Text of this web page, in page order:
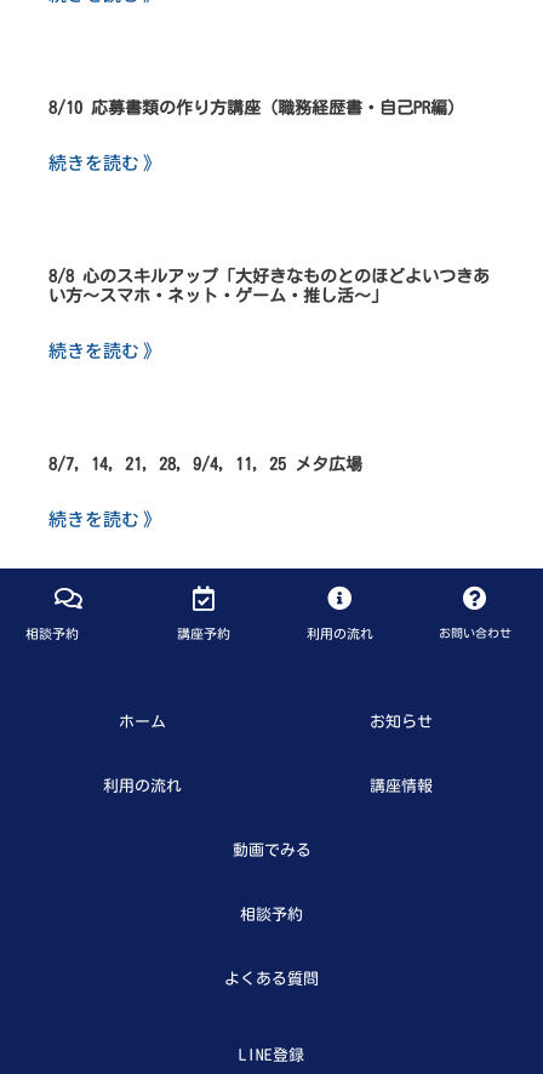
8/10 応募書類の作り方講座（職務経歴書・自己PR編）
続きを読む 》
8/8 心のスキルアップ「大好きなものとのほどよいつきあ
い方～スマホ・ネット・ゲーム・推し活～」
続きを読む 》
8/7, 14, 21, 28, 9/4, 11, 25 メタ広場
続きを読む 》
相談予約 講座予約 利用の流れ お問い合わせ
ホーム お知らせ
利用の流れ 講座情報
動画でみる
相談予約
よくある質問
LINE登録